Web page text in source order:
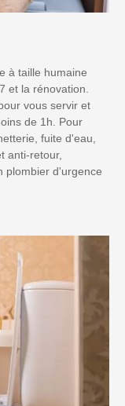
à taille humaine
et la rénovation.
vous servir et
de 1h. Pour
fuite d'eau,
anti-retour,
plombier d'urgence